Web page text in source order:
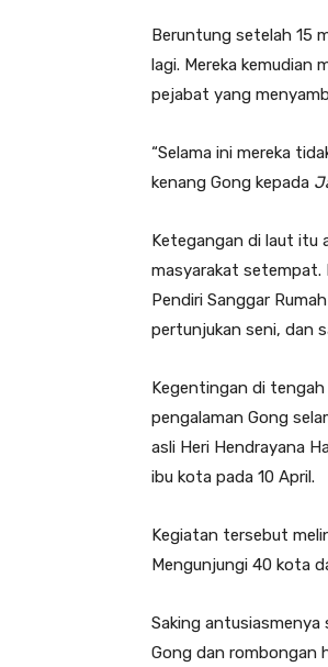
Beruntung setelah 15
lagi. Mereka kemudian
pejabat yang
“Selama ini mereka
kenang Gong kepada
Ketegangan di laut itu
masyarakat setempat.
Pendiri Sanggar
pertunjukan seni, dan
Kegentingan di
pengalaman Gong
asli Heri Hendrayana
ibu kota pada 10 April.
Kegiatan tersebut
Mengunjungi 40 kota
Saking
Gong dan rombongan